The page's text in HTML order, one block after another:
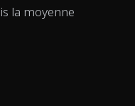
la moyenne